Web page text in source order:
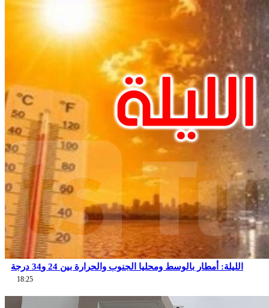
الليلة: أمطار بالوسط ومحليا الجنوب والحرارة بين 24 و34 درجة
18:25